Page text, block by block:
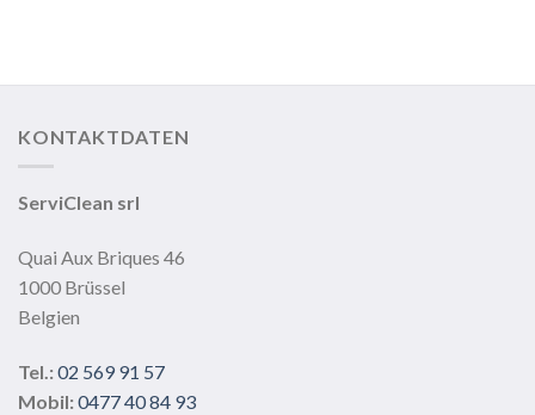
Optionen
können
gewählt
werden
KONTAKTDATEN
ServiClean srl
Quai Aux Briques 46
1000 Brüssel
Belgien
Tel.: 02 569 91 57
Mobil: 0477 40 84 93